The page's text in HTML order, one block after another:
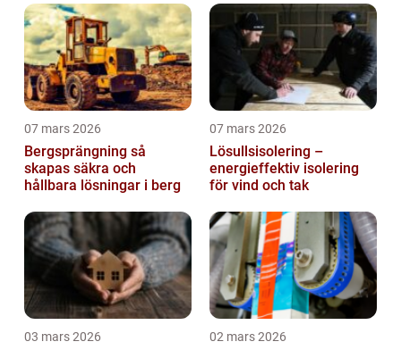
07 mars 2026
Bergsprängning så
skapas säkra och
hållbara lösningar i berg
07 mars 2026
Lösullsisolering –
energieffektiv isolering
för vind och tak
03 mars 2026 02 mars 2026